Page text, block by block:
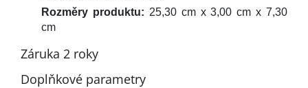
Rozměry produktu: 25,30 cm x 3,00 cm x 7,30
cm
Záruka 2 roky
Doplňkové parametry